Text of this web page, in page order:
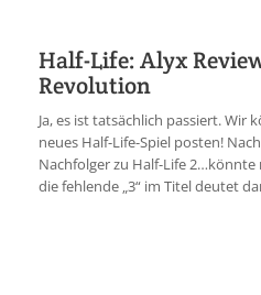
Half-Life: Alyx
Revolution
Ja, es ist tatsächlich passiert. Wir
neues Half-Life-Spiel posten!
Nachfolger zu Half-Life
die fehlende „3“ im Titel deutet